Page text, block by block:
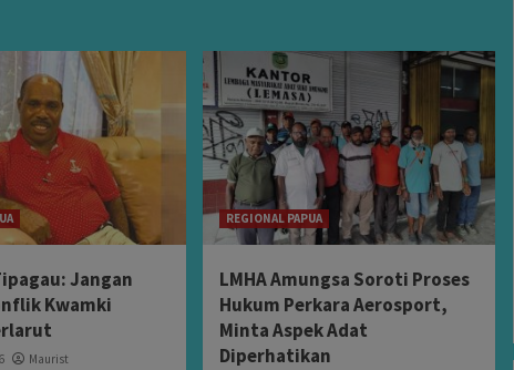
Jangan
Kwamki
Maurist
REGIONAL PAPUA
LMHA Amungsa Soroti Proses
Hukum Perkara Aerosport,
Minta Aspek Adat
Diperhatikan